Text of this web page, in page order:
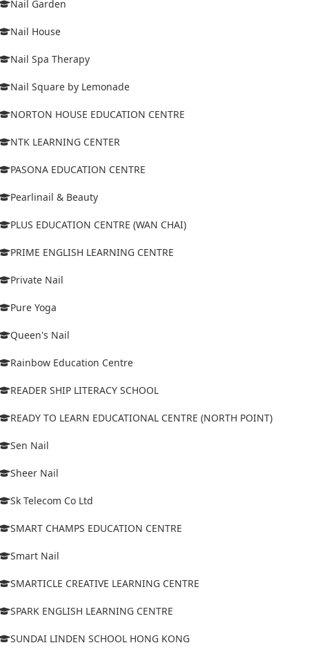
Nail Garden
Nail House
Nail Spa Therapy
Nail Square by Lemonade
NORTON HOUSE EDUCATION CENTRE
NTK LEARNING CENTER
PASONA EDUCATION CENTRE
Pearlinail & Beauty
PLUS EDUCATION CENTRE (WAN CHAI)
PRIME ENGLISH LEARNING CENTRE
Private Nail
Pure Yoga
Queen's Nail
Rainbow Education Centre
READER SHIP LITERACY SCHOOL
READY TO LEARN EDUCATIONAL CENTRE (NORTH POINT)
Sen Nail
Sheer Nail
Sk Telecom Co Ltd
SMART CHAMPS EDUCATION CENTRE
Smart Nail
SMARTICLE CREATIVE LEARNING CENTRE
SPARK ENGLISH LEARNING CENTRE
SUNDAI LINDEN SCHOOL HONG KONG